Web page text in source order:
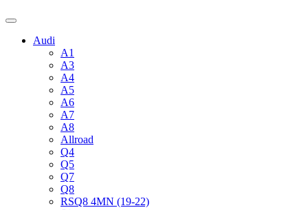
Audi
A1
A3
A4
A5
A6
A7
A8
Allroad
Q4
Q5
Q7
Q8
RSQ8 4MN (19-22)